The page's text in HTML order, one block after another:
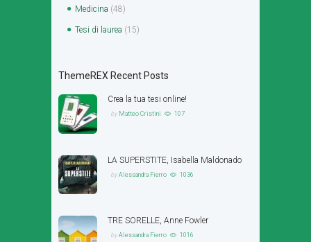
Medicina (48)
Tesi di laurea (15)
ThemeREX Recent Posts
Crea la tua tesi online!
by Matteo Cristini 107
LA SUPERSTITE, Isabella Maldonado
byAlessandra Fierro 1036
TRE SORELLE, Anne Fowler
byAlessandra Fierro 1016